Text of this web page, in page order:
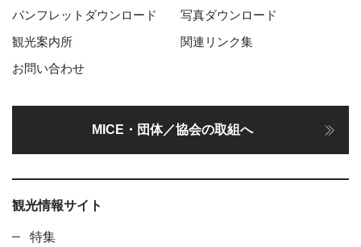
パンフレットダウンロード
写真ダウンロード
観光案内所
関連リンク集
お問い合わせ
MICE・団体／協会の取組へ
観光情報サイト
特集